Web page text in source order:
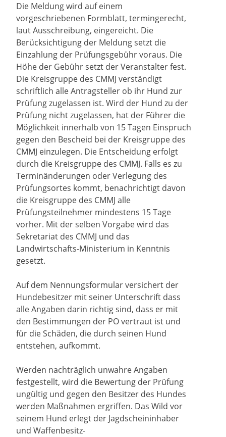
Die Meldung wird auf einem
vorgeschriebenen Formblatt, termingerecht,
laut Ausschreibung, eingereicht. Die
Berücksichtigung der Meldung setzt die
Einzahlung der Prüfungsgebühr voraus. Die
Höhe der Gebühr setzt der Veranstalter fest.
Die Kreisgruppe des CMMJ verständigt
schriftlich alle Antragsteller ob ihr Hund zur
Prüfung zugelassen ist. Wird der Hund zu der
Prüfung nicht zugelassen, hat der Führer die
Möglichkeit innerhalb von 15 Tagen Einspruch
gegen den Bescheid bei der Kreisgruppe des
CMMJ einzulegen. Die Entscheidung erfolgt
durch die Kreisgruppe des CMMJ. Falls es zu
Terminänderungen oder Verlegung des
Prüfungsortes kommt, benachrichtigt davon
die Kreisgruppe des CMMJ alle
Prüfungsteilnehmer mindestens 15 Tage
vorher. Mit der selben Vorgabe wird das
Sekretariat des CMMJ und das
Landwirtschafts-Ministerium in Kenntnis
gesetzt.
Auf dem Nennungsformular versichert der
Hundebesitzer mit seiner Unterschrift dass
alle Angaben darin richtig sind, dass er mit
den Bestimmungen der PO vertraut ist und
für die Schäden, die durch seinen Hund
entstehen, aufkommt.
Werden nachträglich unwahre Angaben
festgestellt, wird die Bewertung der Prüfung
ungültig und gegen den Besitzer des Hundes
werden Maßnahmen ergriffen. Das Wild vor
seinem Hund erlegt der Jagdscheininhaber
und Waffenbesitz-